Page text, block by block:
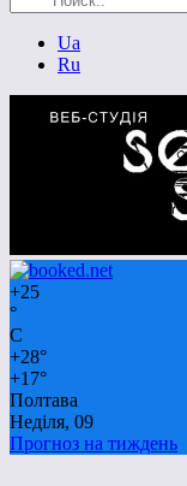
Ua
Ru
+25
°
C
+28°
+17°
Полтава
Неділя, 09
Прогноз на тиждень